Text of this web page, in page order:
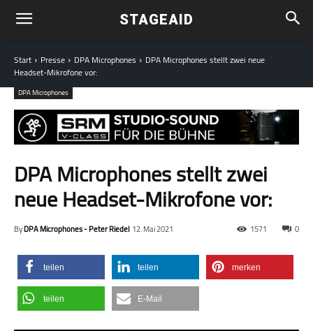
STAGEAID
Start Presse DPA Microphones DPA Microphones stellt zwei neue
Headset-Mikrofone vor:
DPA Microphones
DPA Microphones stellt zwei
neue Headset-Mikrofone vor:
ByDPA Microphones - Peter Riedel 12. Mai 2021 0
1571
teilen teilen merken
teilen E-Mail